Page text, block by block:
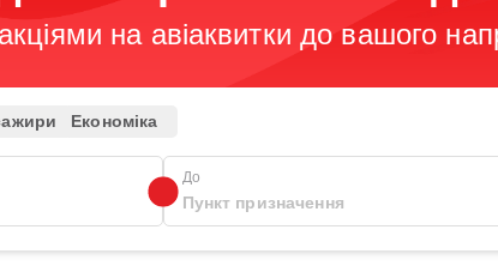
на авіаквитки до вашого
Економіка
До